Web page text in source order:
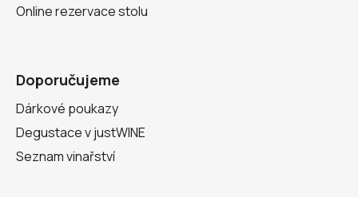
Online rezervace stolu
Doporučujeme
Dárkové poukazy
Degustace v justWINE
Seznam vinařství